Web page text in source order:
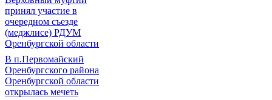
принял участие в
очередном съезде
(меджлисе) РДУМ
Оренбургской области
В п.Первомайский
Оренбургского района
Оренбургской области
открылась мечеть